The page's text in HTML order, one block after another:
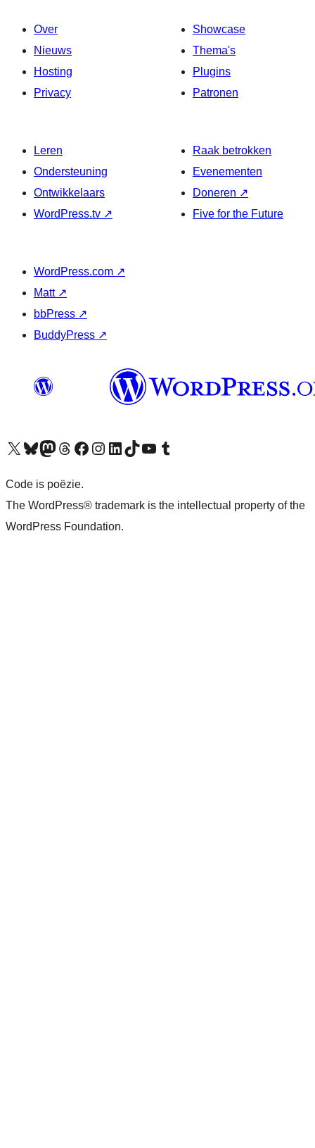
Over
Nieuws
Hosting
Privacy
Showcase
Thema's
Plugins
Patronen
Leren
Ondersteuning
Ontwikkelaars
WordPress.tv ↗
Raak betrokken
Evenementen
Doneren ↗
Five for the Future
WordPress.com ↗
Matt ↗
bbPress ↗
BuddyPress ↗
Bezoek ons X (voorheen Twitter) account
Bezoek ons Bluesky account
Bezoek ons Mastodon account
Bezoek ons Threads account
Onze Facebook pagina bezoeken
Bezoek ons Instagram account
Bezoek ons LinkedIn account
Bezoek ons TikTok account
Bezoek ons YouTube kanaalBezoek ons Tumblr account
Code is poëzie.
The WordPress® trademark is the intellectual property of the
WordPress Foundation.